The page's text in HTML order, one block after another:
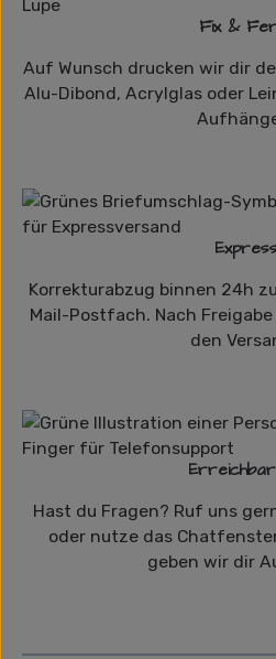
Fix &
Auf Wunsch drucken wir dir
Alu-Dibond, Acrylglas oder
Korrekturabzug binnen 24h
Mail-Postfach. Nach
den
Hast du Fragen? Ruf uns
oder nutze das
geben wir dir